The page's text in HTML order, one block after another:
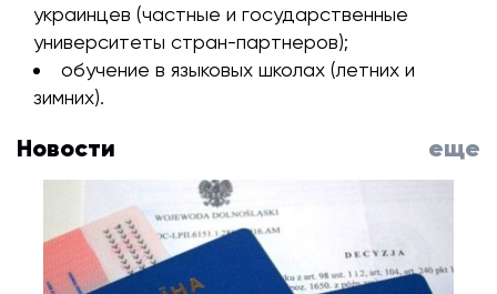
украинцев (частные и государственные
университеты стран-партнеров);
обучение в языковых школах (летних и
зимних).
Новости еще